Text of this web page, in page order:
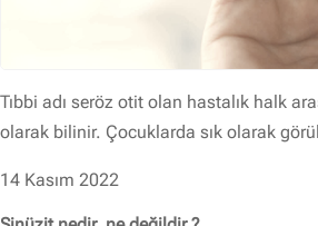
Tıbbi adı seröz otit olan hastalık halk
olarak bilinir. Çocuklarda sık olarak
14 Kasım 2022